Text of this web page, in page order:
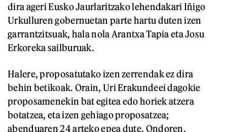
dira ageri Eusko Jaurlaritzako lehendakari Iñigo
Urkulluren gobernuetan parte hartu duten izen
garrantzitsuak, hala nola Arantxa Tapia eta Josu
Erkoreka sailburuak.
Halere, proposatutako izen zerrendak ez dira
behin betikoak. Orain, Uri Erakundeei dagokie
proposamenekin bat egitea edo horiek atzera
botatzea, eta izen gehiago proposatzea;
abenduaren 24 arteko epea dute. Ondoren,